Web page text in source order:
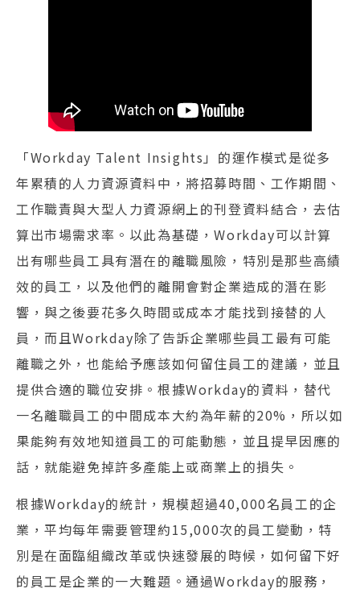
「Workday Talent Insights」的運作模式是從多
年累積的人力資源資料中，將招募時間、工作期間、
工作職責與大型人力資源網上的刊登資料結合，去估
算出市場需求率。以此為基礎，Workday可以計算
出有哪些員工具有潛在的離職風險，特別是那些高績
效的員工，以及他們的離開會對企業造成的潛在影
響，與之後要花多久時間或成本才能找到接替的人
員，而且Workday除了告訴企業哪些員工最有可能
離職之外，也能給予應該如何留住員工的建議，並且
提供合適的職位安排。根據Workday的資料，替代
一名離職員工的中間成本大約為年薪的20%，所以如
果能夠有效地知道員工的可能動態，並且提早因應的
話，就能避免掉許多產能上或商業上的損失。
根據Workday的統計，規模超過40,000名員工的企
業，平均每年需要管理約15,000次的員工變動，特
別是在面臨組織改革或快速發展的時候，如何留下好
的員工是企業的一大難題。通過Workday的服務，